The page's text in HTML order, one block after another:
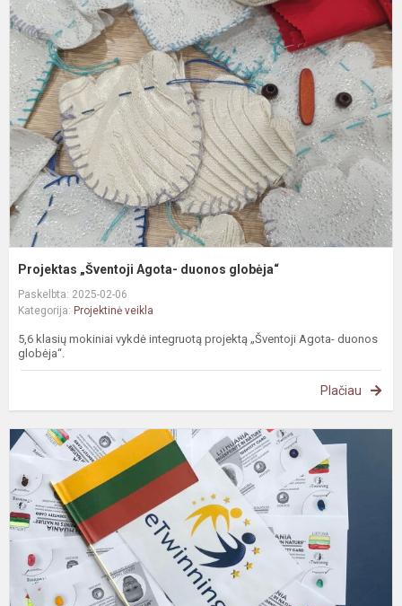
Projektas „Šventoji Agota- duonos globėja“
Paskelbta: 2025-02-06
Kategorija: Projektinė veikla
5,6 klasių mokiniai vykdė integruotą projektą „Šventoji Agota- duonos
globėja“.
Plačiau